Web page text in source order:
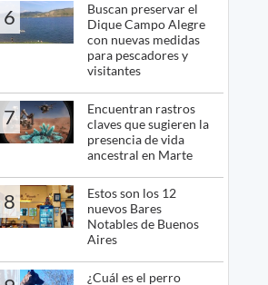
6
Buscan preservar el
Dique Campo Alegre
con nuevas medidas
para pescadores y
visitantes
7
Encuentran rastros
claves que sugieren la
presencia de vida
ancestral en Marte
8
Estos son los 12
nuevos Bares
Notables de Buenos
Aires
¿Cuál es el perro